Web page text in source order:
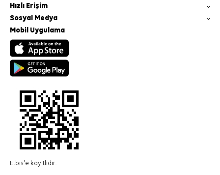
Hızlı Erişim
Sosyal Medya
Mobil Uygulama
Etbis'e kayıtlıdır.